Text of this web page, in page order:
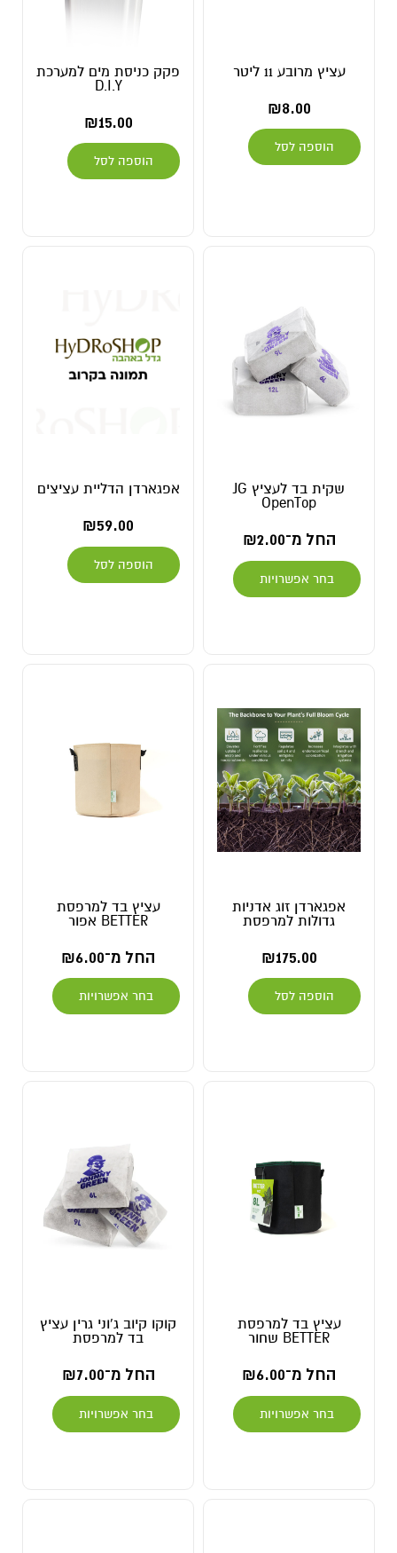
עציץ מרובע 11 ליטר
₪8.00
הוספה לסל
פקק כניסת מים למערכת
D.I.Y
₪15.00
הוספה לסל
שקית בד לעציץ JG
OpenTop
החל מ־ ₪2.00
בחר אפשרויות
אפגארדן הדליית עציצים
₪59.00
הוספה לסל
אפגארדן זוג אדניות
גדולות למרפסת
₪175.00
הוספה לסל
עציץ בד למרפסת
BETTER אפור
החל מ־ ₪6.00
בחר אפשרויות
עציץ בד למרפסת
BETTER שחור
החל מ־ ₪6.00
בחר אפשרויות
קוקו קיוב ג'וני גרין עציץ
בד למרפסת
החל מ־ ₪7.00
בחר אפשרויות